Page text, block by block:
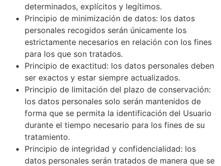
determinados, explícitos y legítimos.
Principio de minimización de datos: los datos
personales recogidos serán únicamente los
estrictamente necesarios en relación con los fines
para los que son tratados.
Principio de exactitud: los datos personales deben
ser exactos y estar siempre actualizados.
Principio de limitación del plazo de conservación:
los datos personales solo serán mantenidos de
forma que se permita la identificación del Usuario
durante el tiempo necesario para los fines de su
tratamiento.
Principio de integridad y confidencialidad: los
datos personales serán tratados de manera que se